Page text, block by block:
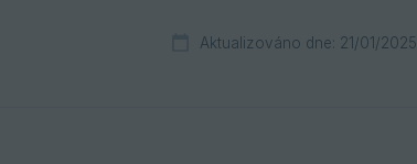
Aktualizováno dne: 21/01/2025